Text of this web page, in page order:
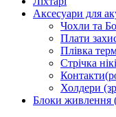
Аксесуари для
Чохли та
Плати
Плівка
Стрічка
Холдери
Блоки живлення